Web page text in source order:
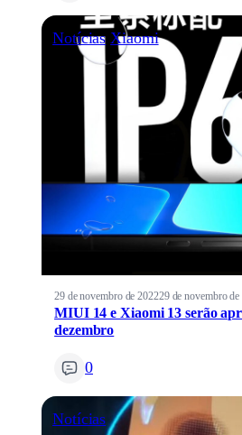
Notícias Xiaomi
29 de novembro de 202229 de novembro de
MIUI 14 e Xiaomi 13 serão
dezembro
0
Notícias